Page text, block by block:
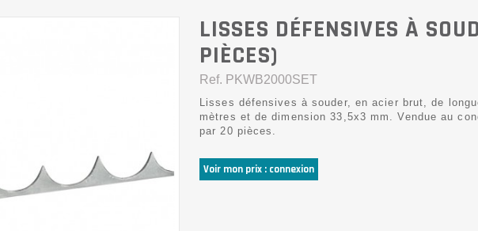
LISSES DÉFENSIVES À
PIÈCES)
Ref. PKWB2000SET
Lisses défensives à souder, en acier brut, de
mètres et de dimension 33,5x3 mm. Vendue au
par 20 pièces.
Voir mon prix : connexion